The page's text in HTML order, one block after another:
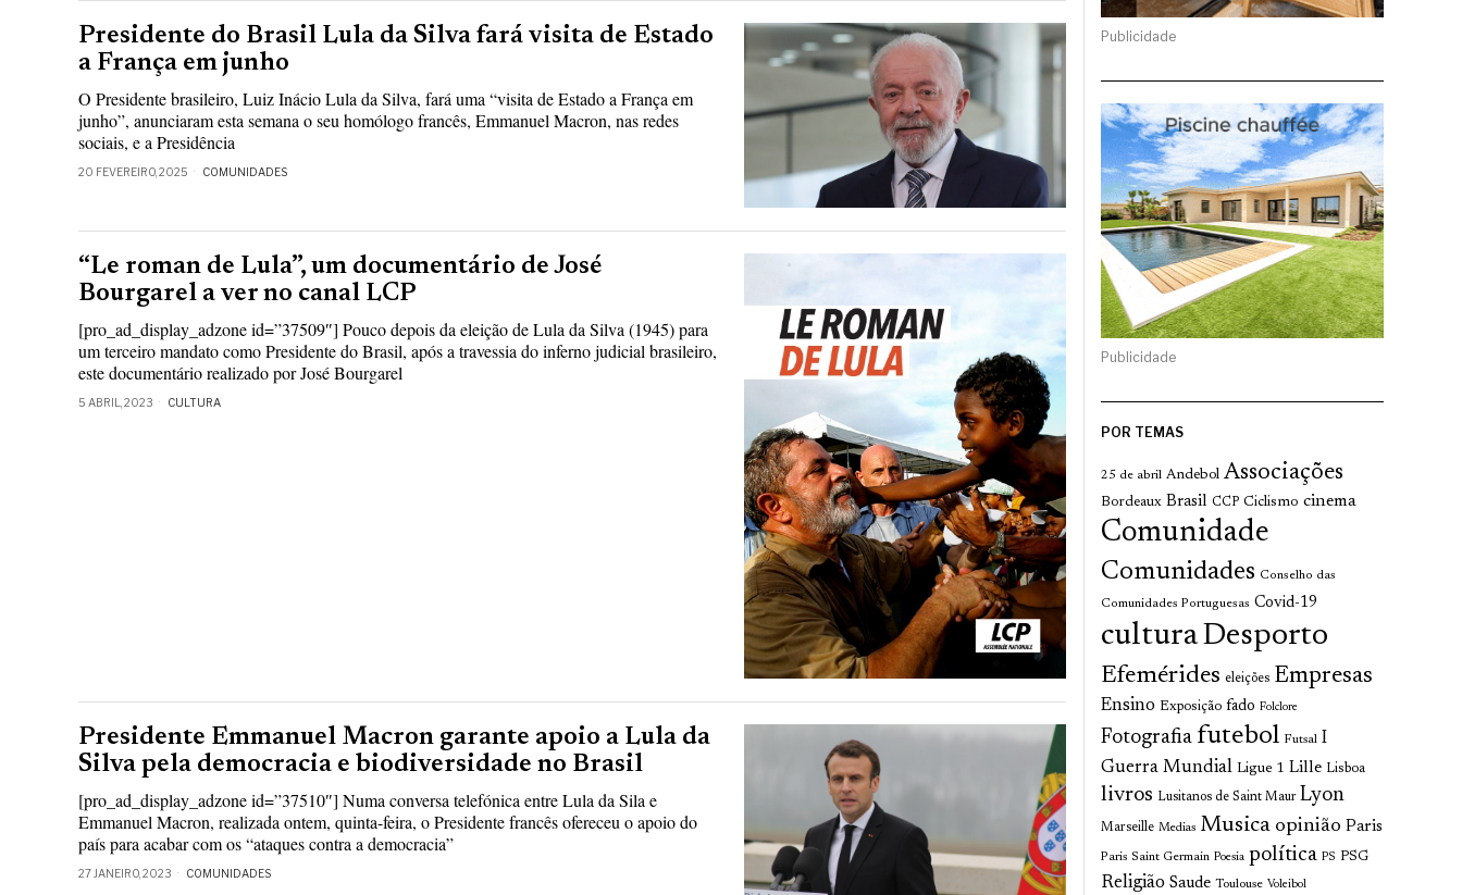
Presidente do Brasil Lula da Silva fará visita de Estado
a França em junho
O Presidente brasileiro, Luiz Inácio Lula da Silva, fará uma “visita de Estado a França em
junho”, anunciaram esta semana o seu homólogo francês, Emmanuel Macron, nas redes
sociais, e a Presidência
20 FEVEREIRO, 2025 COMUNIDADES
“Le roman de Lula”, um documentário de José
Bourgarel a ver no canal LCP
[pro_ad_display_adzone id=”37509″] Pouco depois da eleição de Lula da Silva (1945) para
um terceiro mandato como Presidente do Brasil, após a travessia do inferno judicial brasileiro,
este documentário realizado por José Bourgarel
5 ABRIL, 2023 CULTURA
Presidente Emmanuel Macron garante apoio a Lula da
Silva pela democracia e biodiversidade no Brasil
[pro_ad_display_adzone id=”37510″] Numa conversa telefónica entre Lula da Sila e
Emmanuel Macron, realizada ontem, quinta-feira, o Presidente francês ofereceu o apoio do
país para acabar com os “ataques contra a democracia”
27 JANEIRO, 2023 COMUNIDADES
Publicidade
Publicidade
POR TEMAS
25 de abril Andebol Associações
Bordeaux Brasil CCP Ciclismo cinema
Comunidade
Comunidades Conselho das
Comunidades Portuguesas Covid-19
culturaDesporto
Efemérides eleições Empresas
Ensino Exposição fado Folclore
Fotografia futebol Futsal I
Guerra Mundial Ligue 1 Lille Lisboa
livros Lusitanos de Saint Maur Lyon
Marseille Medias Musica opinião Paris
Paris Saint Germain Poesia política PS PSG
Religião Saude Toulouse Voleibol